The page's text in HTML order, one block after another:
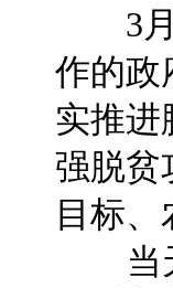
3月5
作的政
实推进
强脱贫
目标
当天